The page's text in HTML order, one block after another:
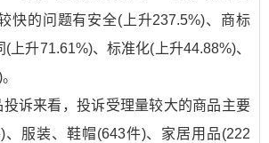
快的问题有安全(上升237.5%)、商标
上升71.61%)、标准化(上升44.88%)、
投诉来看，投诉受理量较大的商品主要
、服装、鞋帽(643件)、家居用品(222